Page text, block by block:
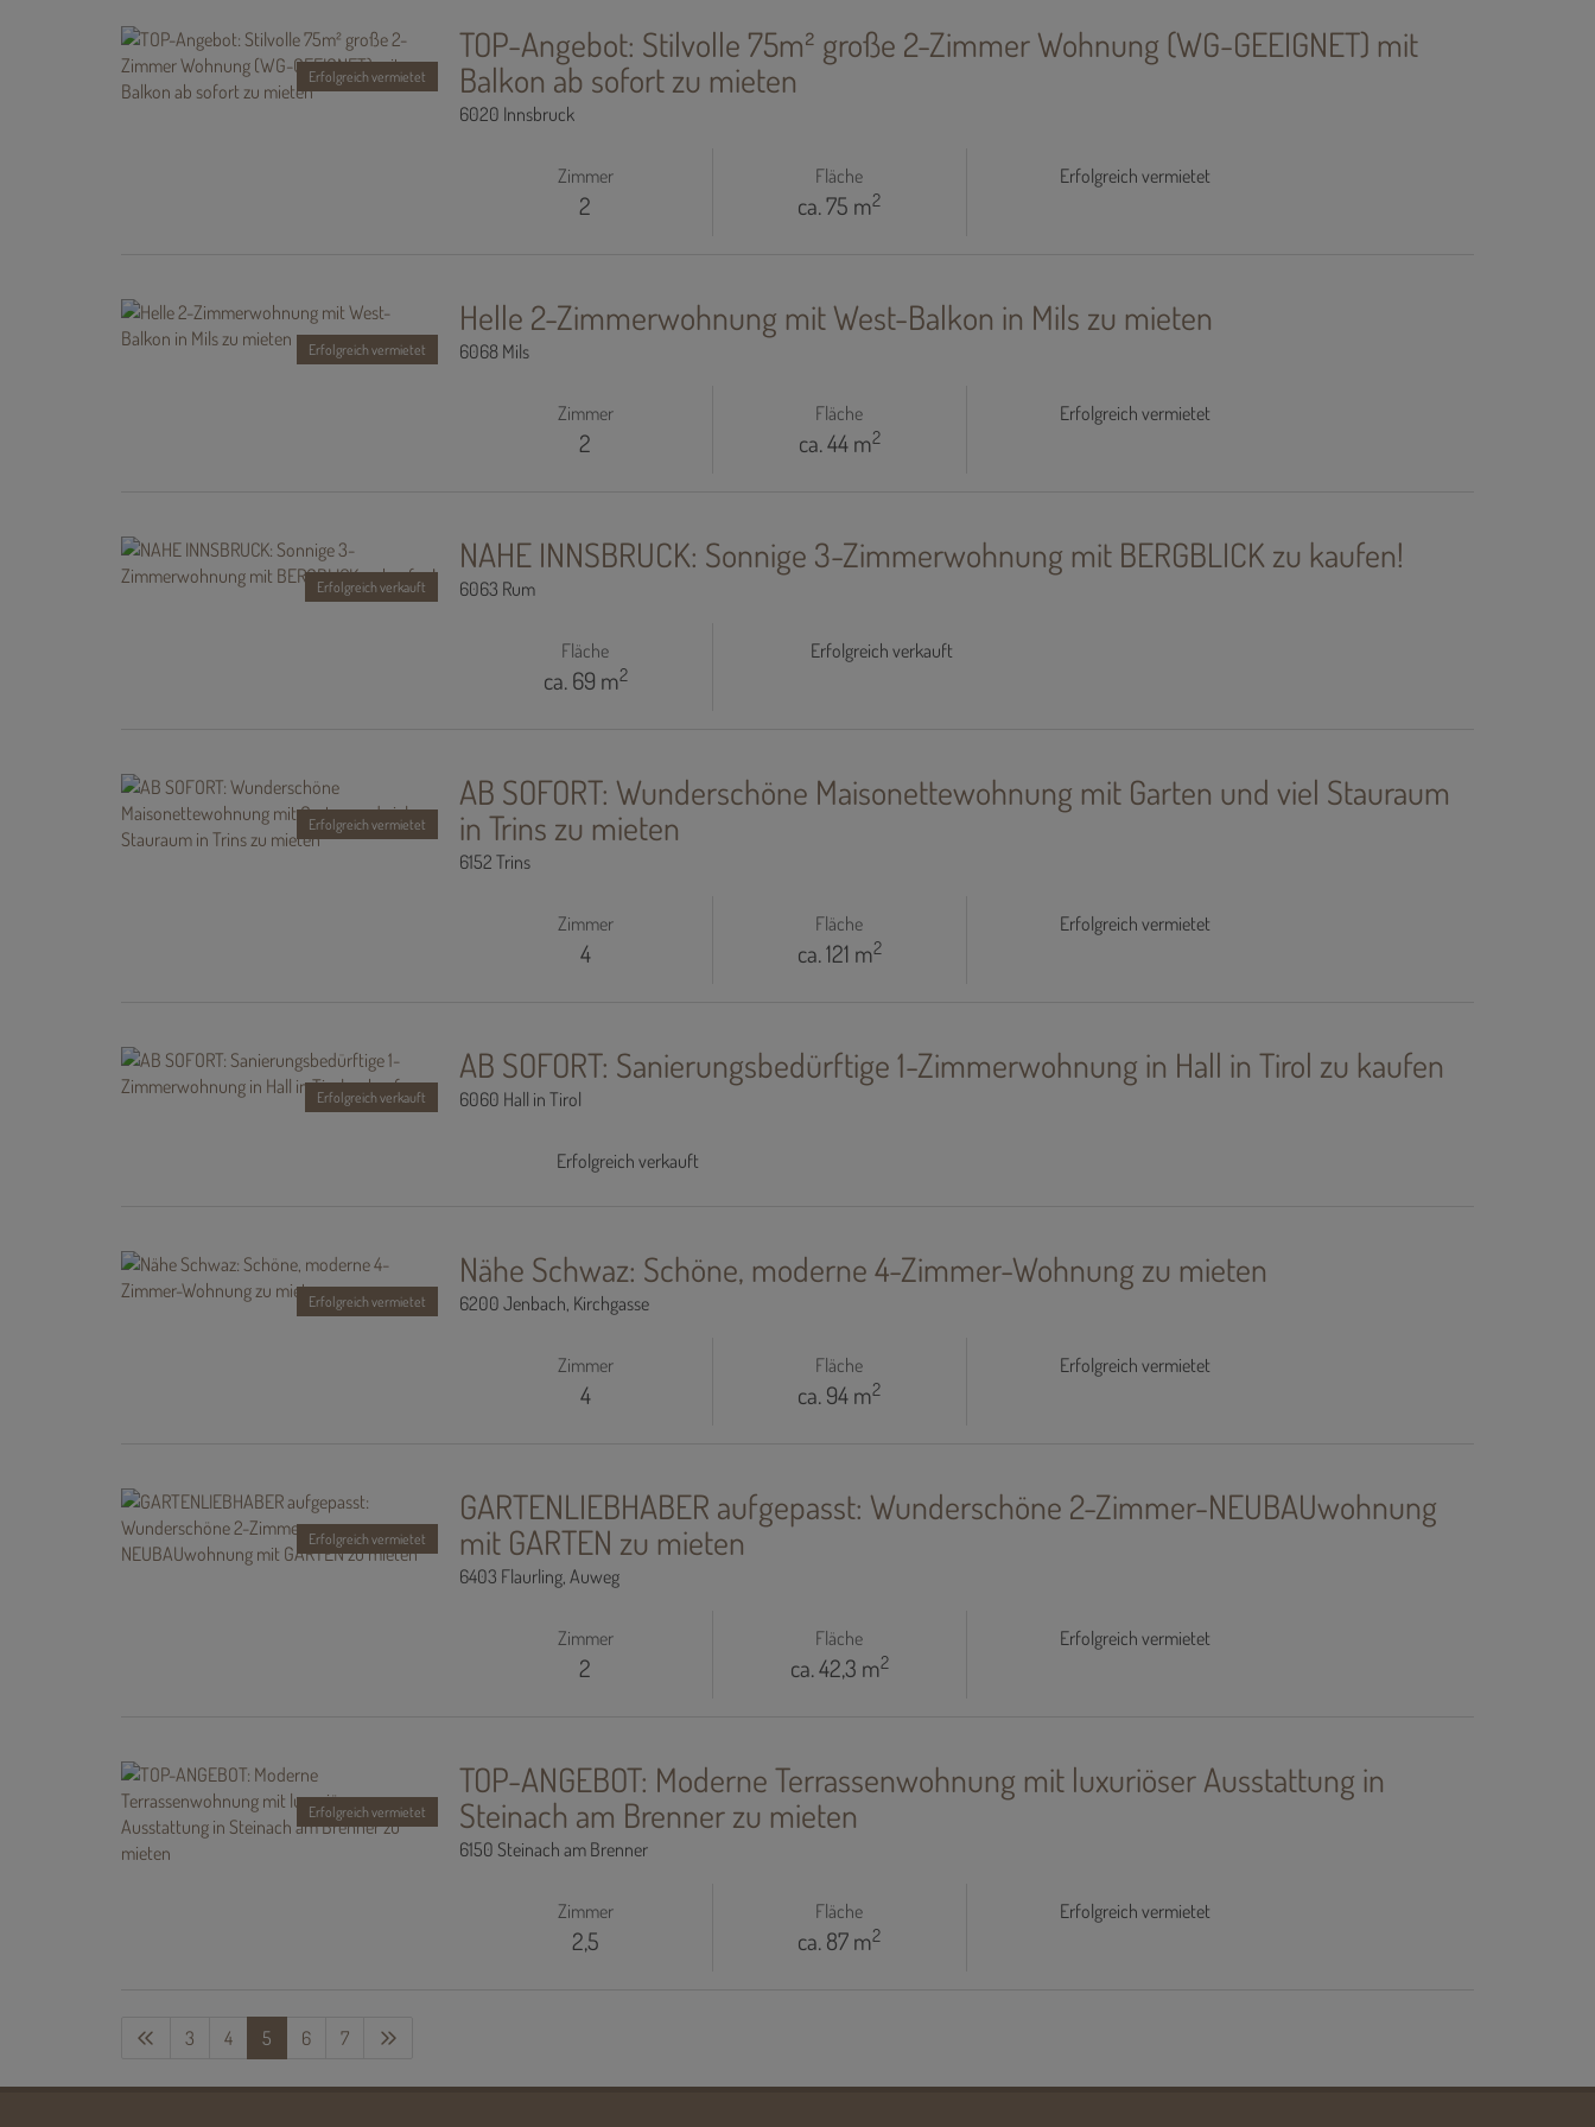
Erfolgreich vermietet
TOP-Angebot: Stilvolle 75m² große 2-Zimmer Wohnung (WG-GEEIGNET) mit
Balkon ab sofort zu mieten
6020 Innsbruck
Zimmer
2
Fläche
ca. 75 m2
Erfolgreich vermietet
Erfolgreich vermietet
Helle 2-Zimmerwohnung mit West-Balkon in Mils zu mieten
6068 Mils
Zimmer
2
Fläche
ca. 44 m2
Erfolgreich vermietet
Erfolgreich verkauft
NAHE INNSBRUCK: Sonnige 3-Zimmerwohnung mit BERGBLICK zu kaufen!
6063 Rum
Fläche
ca. 69 m2
Erfolgreich verkauft
Erfolgreich vermietet
AB SOFORT: Wunderschöne Maisonettewohnung mit Garten und viel Stauraum
in Trins zu mieten
6152 Trins
Zimmer
4
Fläche
ca. 121 m2
Erfolgreich vermietet
Erfolgreich verkauft
AB SOFORT: Sanierungsbedürftige 1-Zimmerwohnung in Hall in Tirol zu kaufen
6060 Hall in Tirol
Erfolgreich verkauft
Erfolgreich vermietet
Nähe Schwaz: Schöne, moderne 4-Zimmer-Wohnung zu mieten
6200 Jenbach, Kirchgasse
Zimmer
4
Fläche
ca. 94 m2
Erfolgreich vermietet
Erfolgreich vermietet
GARTENLIEBHABER aufgepasst: Wunderschöne 2-Zimmer-NEUBAUwohnung
mit GARTEN zu mieten
6403 Flaurling, Auweg
Zimmer
2
Fläche
ca. 42,3 m2
Erfolgreich vermietet
Erfolgreich vermietet
TOP-ANGEBOT: Moderne Terrassenwohnung mit luxuriöser Ausstattung in
Steinach am Brenner zu mieten
6150 Steinach am Brenner
Zimmer
2,5
Fläche
ca. 87 m2
Erfolgreich vermietet
3 4 5 6 7